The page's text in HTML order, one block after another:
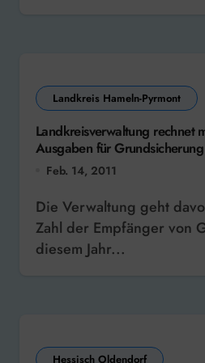
Landkreis Hameln-Pyrmont
Landkreisverwaltung rechnet
Ausgaben für Grundsicherung
Feb. 14, 2011
Die Verwaltung geht davon aus, dass die
Zahl der Empfänger von
diesem Jahr...
Hessisch Oldendorf